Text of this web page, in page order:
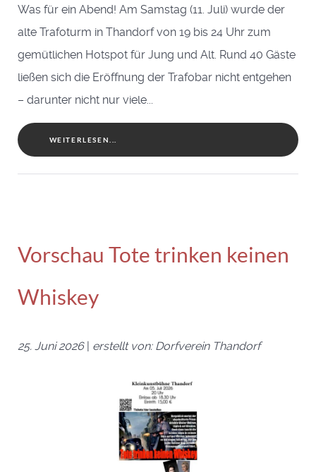
Was für ein Abend! Am Samstag (11. Juli) wurde der
alte Trafoturm in Thandorf von 19 bis 24 Uhr zum
gemütlichen Hotspot für Jung und Alt. Rund 40 Gäste
ließen sich die Eröffnung der Trafobar nicht entgehen
– darunter nicht nur viele...
WEITERLESEN...
Vorschau Tote trinken keinen
Whiskey
25. Juni 2026 | erstellt von: Dorfverein Thandorf